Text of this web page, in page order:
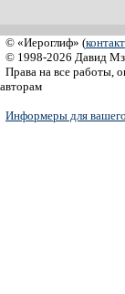
© «Иероглиф» (
© 1998-2026 Давид
Права на все работы,
авторам
Информеры для